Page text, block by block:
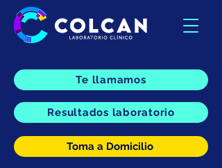
Te llamamos
Resultados laboratorio
Toma a Domicilio